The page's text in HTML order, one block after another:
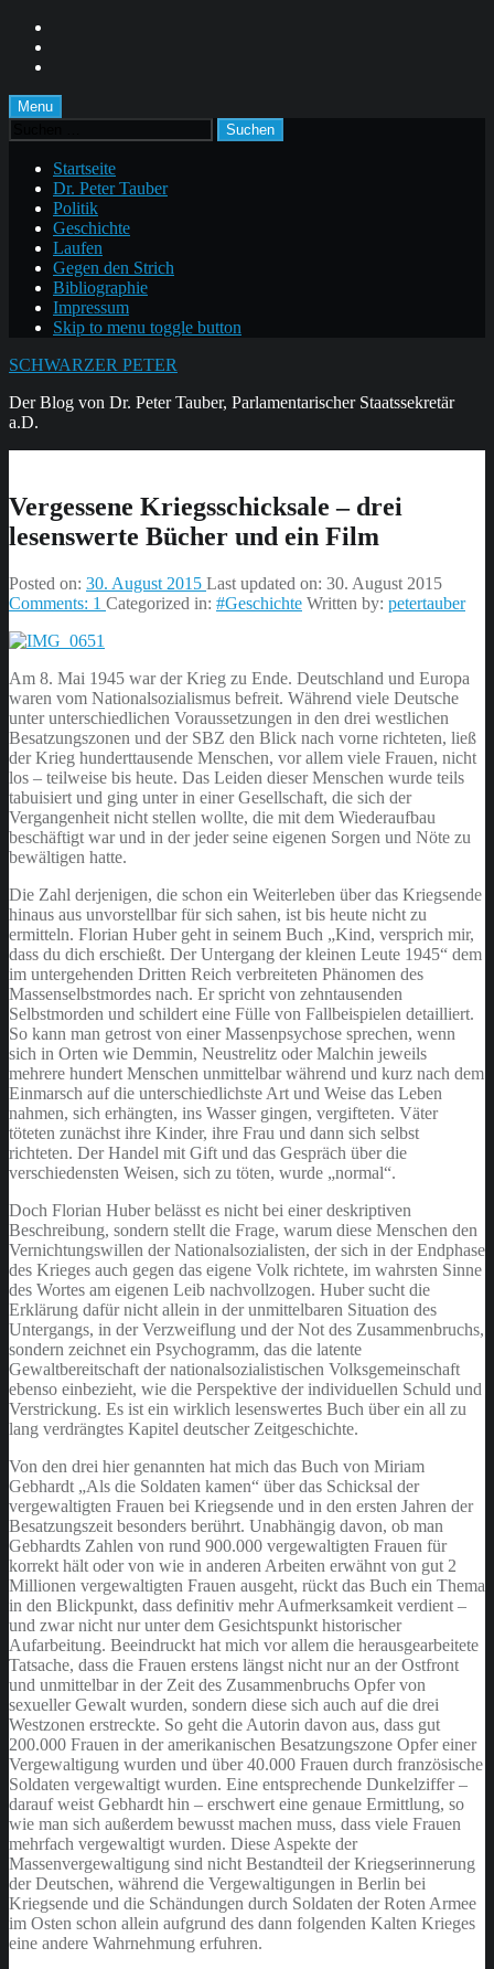
content
footer
Menu
Suchen
nach:
Startseite
Dr. Peter Tauber
Politik
Geschichte
Laufen
Gegen den Strich
Bibliographie
Impressum
Skip to menu toggle button
SCHWARZER PETER
Der Blog von Dr. Peter Tauber, Parlamentarischer Staatssekretär
a.D.
Vergessene Kriegsschicksale – drei
lesenswerte Bücher und ein Film
Posted on: 30. August 2015 Last updated on: 30. August 2015
Comments: 1 Categorized in: #Geschichte Written by: petertauber
Am 8. Mai 1945 war der Krieg zu Ende. Deutschland und Europa
waren vom Nationalsozialismus befreit. Während viele Deutsche
unter unterschiedlichen Voraussetzungen in den drei westlichen
Besatzungszonen und der SBZ den Blick nach vorne richteten, ließ
der Krieg hunderttausende Menschen, vor allem viele Frauen, nicht
los – teilweise bis heute. Das Leiden dieser Menschen wurde teils
tabuisiert und ging unter in einer Gesellschaft, die sich der
Vergangenheit nicht stellen wollte, die mit dem Wiederaufbau
beschäftigt war und in der jeder seine eigenen Sorgen und Nöte zu
bewältigen hatte.
Die Zahl derjenigen, die schon ein Weiterleben über das Kriegsende
hinaus aus unvorstellbar für sich sahen, ist bis heute nicht zu
ermitteln. Florian Huber geht in seinem Buch „Kind, versprich mir,
dass du dich erschießt. Der Untergang der kleinen Leute 1945“ dem
im untergehenden Dritten Reich verbreiteten Phänomen des
Massenselbstmordes nach. Er spricht von zehntausenden
Selbstmorden und schildert eine Fülle von Fallbeispielen detailliert.
So kann man getrost von einer Massenpsychose sprechen, wenn
sich in Orten wie Demmin, Neustrelitz oder Malchin jeweils
mehrere hundert Menschen unmittelbar während und kurz nach dem
Einmarsch auf die unterschiedlichste Art und Weise das Leben
nahmen, sich erhängten, ins Wasser gingen, vergifteten. Väter
töteten zunächst ihre Kinder, ihre Frau und dann sich selbst
richteten. Der Handel mit Gift und das Gespräch über die
verschiedensten Weisen, sich zu töten, wurde „normal“.
Doch Florian Huber belässt es nicht bei einer deskriptiven
Beschreibung, sondern stellt die Frage, warum diese Menschen den
Vernichtungswillen der Nationalsozialisten, der sich in der Endphase
des Krieges auch gegen das eigene Volk richtete, im wahrsten Sinne
des Wortes am eigenen Leib nachvollzogen. Huber sucht die
Erklärung dafür nicht allein in der unmittelbaren Situation des
Untergangs, in der Verzweiflung und der Not des Zusammenbruchs,
sondern zeichnet ein Psychogramm, das die latente
Gewaltbereitschaft der nationalsozialistischen Volksgemeinschaft
ebenso einbezieht, wie die Perspektive der individuellen Schuld und
Verstrickung. Es ist ein wirklich lesenswertes Buch über ein all zu
lang verdrängtes Kapitel deutscher Zeitgeschichte.
Von den drei hier genannten hat mich das Buch von Miriam
Gebhardt „Als die Soldaten kamen“ über das Schicksal der
vergewaltigten Frauen bei Kriegsende und in den ersten Jahren der
Besatzungszeit besonders berührt. Unabhängig davon, ob man
Gebhardts Zahlen von rund 900.000 vergewaltigten Frauen für
korrekt hält oder von wie in anderen Arbeiten erwähnt von gut 2
Millionen vergewaltigten Frauen ausgeht, rückt das Buch ein Thema
in den Blickpunkt, dass definitiv mehr Aufmerksamkeit verdient –
und zwar nicht nur unter dem Gesichtspunkt historischer
Aufarbeitung. Beeindruckt hat mich vor allem die herausgearbeitete
Tatsache, dass die Frauen erstens längst nicht nur an der Ostfront
und unmittelbar in der Zeit des Zusammenbruchs Opfer von
sexueller Gewalt wurden, sondern diese sich auch auf die drei
Westzonen erstreckte. So geht die Autorin davon aus, dass gut
200.000 Frauen in der amerikanischen Besatzungszone Opfer einer
Vergewaltigung wurden und über 40.000 Frauen durch französische
Soldaten vergewaltigt wurden. Eine entsprechende Dunkelziffer –
darauf weist Gebhardt hin – erschwert eine genaue Ermittlung, so
wie man sich außerdem bewusst machen muss, dass viele Frauen
mehrfach vergewaltigt wurden. Diese Aspekte der
Massenvergewaltigung sind nicht Bestandteil der Kriegserinnerung
der Deutschen, während die Vergewaltigungen in Berlin bei
Kriegsende und die Schändungen durch Soldaten der Roten Armee
im Osten schon allein aufgrund des dann folgenden Kalten Krieges
eine andere Wahrnehmung erfuhren.